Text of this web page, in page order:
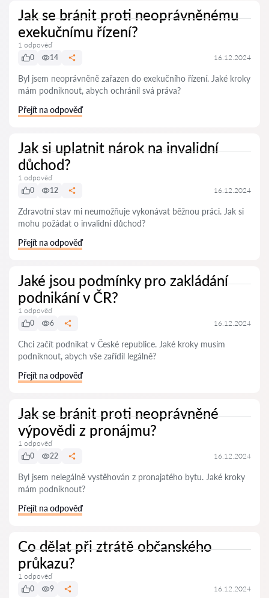
Jak se bránit proti neoprávněnému
exekučnímu řízení?
1 odpověď
0
14 16.12.2024
Byl jsem neoprávněně zařazen do exekučního řízení. Jaké kroky
mám podniknout, abych ochránil svá práva?
Přejít na odpověď
Jak si uplatnit nárok na invalidní
důchod?
1 odpověď
0
12 16.12.2024
Zdravotní stav mi neumožňuje vykonávat běžnou práci. Jak si
mohu požádat o invalidní důchod?
Přejít na odpověď
Jaké jsou podmínky pro zakládání
podnikání v ČR?
1 odpověď
0
6 16.12.2024
Chci začít podnikat v České republice. Jaké kroky musím
podniknout, abych vše zařídil legálně?
Přejít na odpověď
Jak se bránit proti neoprávněné
výpovědi z pronájmu?
1 odpověď
0
22 16.12.2024
Byl jsem nelegálně vystěhován z pronajatého bytu. Jaké kroky
mám podniknout?
Přejít na odpověď
Co dělat při ztrátě občanského
průkazu?
1 odpověď
0
9 16.12.2024